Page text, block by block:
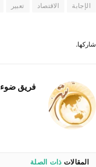
الإجابة الاقتصاد تعبير
شاركها.
فريق ضوء
المقالات ذات الصلة